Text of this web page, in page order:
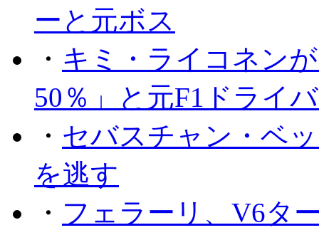
ーと元ボス
・ キミ・ライコネン
50％」と元F1ドライ
・ セバスチャン・ベ
を逃す
・ フェラーリ、V6タ